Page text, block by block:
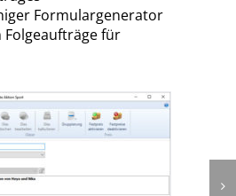
Formulargenerator
Folgeaufträge für